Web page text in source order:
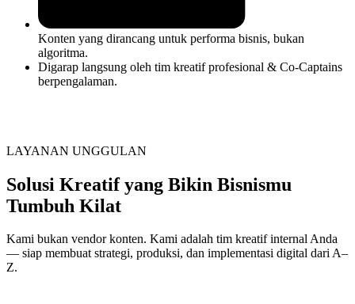
Konten yang dirancang untuk performa bisnis, bukan
algoritma.
Digarap langsung oleh tim kreatif profesional & Co-Captains
berpengalaman.
LAYANAN UNGGULAN
Solusi Kreatif yang Bikin Bisnismu
Tumbuh Kilat
Kami bukan vendor konten. Kami adalah tim kreatif internal Anda
— siap membuat strategi, produksi, dan implementasi digital dari A–
Z.